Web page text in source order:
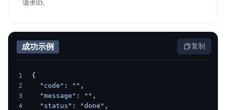
请求ID。
成功示例 复制
{
  "code"
: "" ,
  "message"
: "" ,
  "status"
: "done" ,